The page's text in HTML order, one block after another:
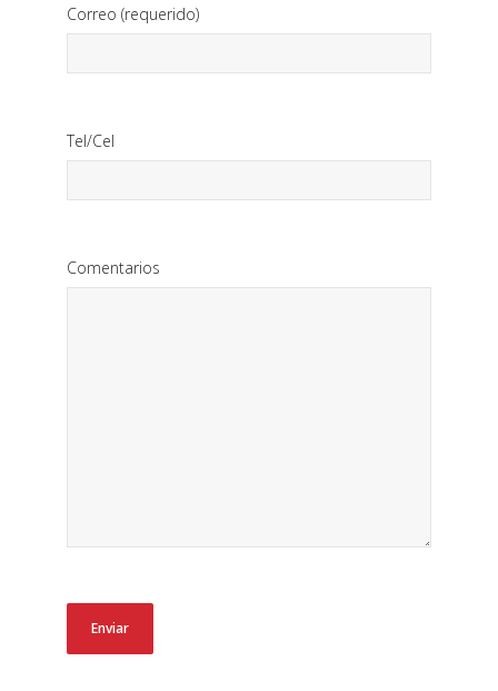
Correo (requerido)
Tel/Cel
Comentarios